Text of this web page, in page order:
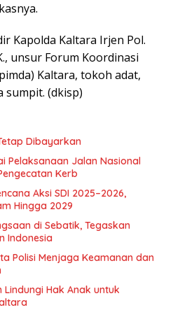
Kapolda Kaltara Irjen Pol.
unsur Forum Koordinasi
Kaltara, tokoh adat,
sumpit. (dkisp)
Dibayarkan
Pelaksanaan Jalan Nasional
Kerb
Aksi SDI 2025–2026,
Hingga 2029
di Sebatik, Tegaskan
Indonesia
Polisi Menjaga Keamanan dan
Hak Anak untuk